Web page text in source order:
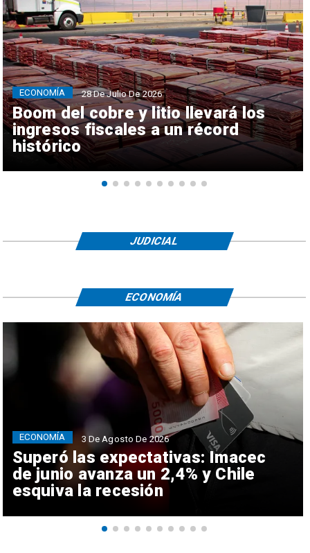
Boom del cobre y litio llevará los
ingresos fiscales a un récord
histórico
ECONOMÍA 28 De Julio De 2026
JUDICIAL
Superó las expectativas: Imacec
de junio avanza un 2,4% y Chile
esquiva la recesión
ECONOMÍA 3 De Agosto De 2026
ECONOMÍA